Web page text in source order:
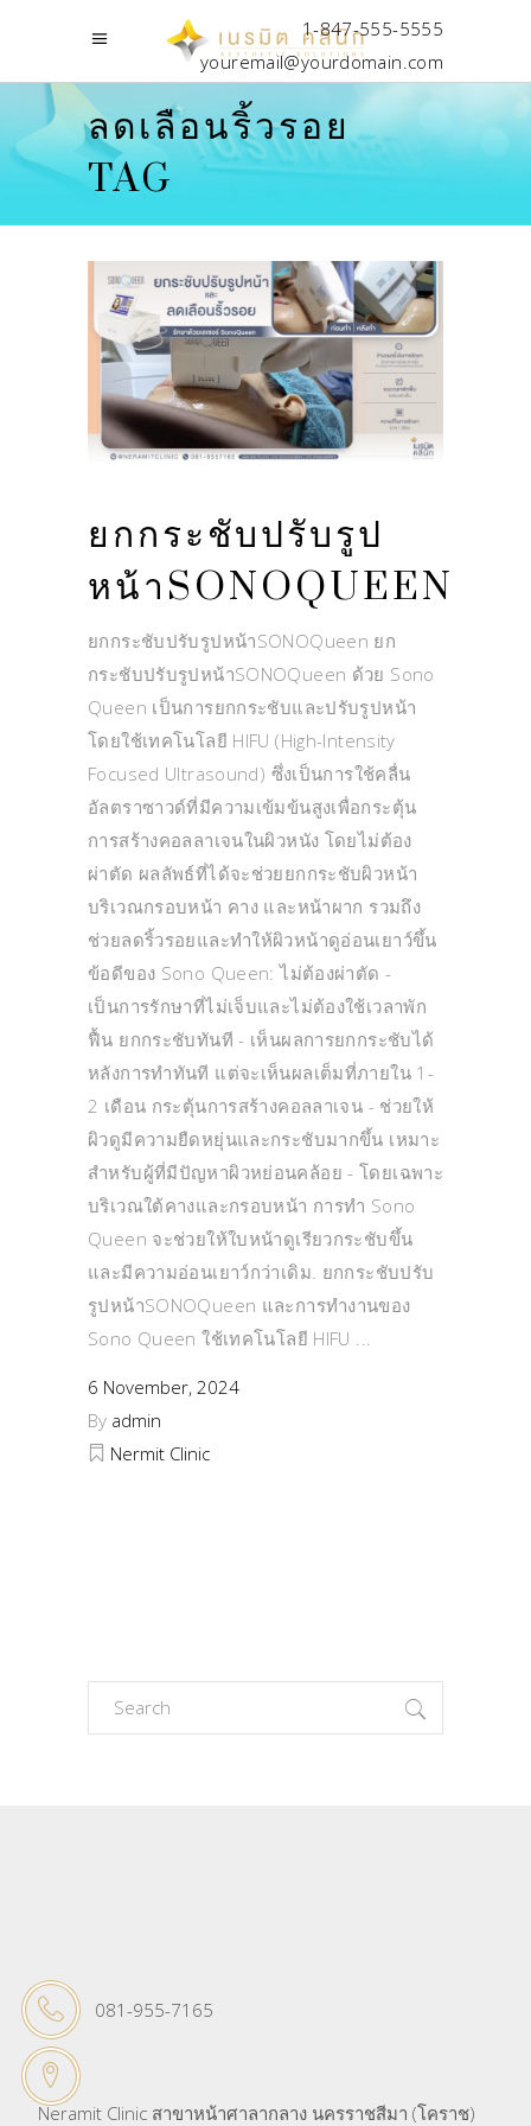
1-847-555-5555
youremail@yourdomain.com
ลดเลือนริ้วรอย
TAG
ยกกระชับปรับรูป
หน้าSONOQUEEN
ยกกระชับปรับรูปหน้าSONOQueen ยก
กระชับปรับรูปหน้าSONOQueen ด้วย Sono
Queen เป็นการยกกระชับและปรับรูปหน้า
โดยใช้เทคโนโลยี HIFU (High-Intensity
Focused Ultrasound) ซึ่งเป็นการใช้คลื่น
อัลตราซาวด์ที่มีความเข้มข้นสูงเพื่อกระตุ้น
การสร้างคอลลาเจนในผิวหนัง โดยไม่ต้อง
ผ่าตัด ผลลัพธ์ที่ได้จะช่วยยกกระชับผิวหน้า
บริเวณกรอบหน้า คาง และหน้าผาก รวมถึง
ช่วยลดริ้วรอยและทำให้ผิวหน้าดูอ่อนเยาว์ขึ้น
ข้อดีของ Sono Queen: ไม่ต้องผ่าตัด -
เป็นการรักษาที่ไม่เจ็บและไม่ต้องใช้เวลาพัก
ฟื้น ยกกระชับทันที - เห็นผลการยกกระชับได้
หลังการทำทันที แต่จะเห็นผลเต็มที่ภายใน 1-
2 เดือน กระตุ้นการสร้างคอลลาเจน - ช่วยให้
ผิวดูมีความยืดหยุ่นและกระชับมากขึ้น เหมาะ
สำหรับผู้ที่มีปัญหาผิวหย่อนคล้อย - โดยเฉพาะ
บริเวณใต้คางและกรอบหน้า การทำ Sono
Queen จะช่วยให้ใบหน้าดูเรียวกระชับขึ้น
และมีความอ่อนเยาว์กว่าเดิม. ยกกระชับปรับ
รูปหน้าSONOQueen และการทำงานของ
Sono Queen ใช้เทคโนโลยี HIFU
6 November, 2024
By admin
Nermit Clinic
Search
for:
081-955-7165
Neramit Clinic สาขาหน้าศาลากลาง นครราชสีมา (โคราช)